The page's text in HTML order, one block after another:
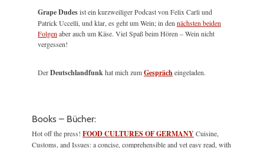
Grape Dudesist ein kurzweiliger Podcast von Felix Carli und
Patrick Uccelli, und klar, es geht um Wein; in den nächsten beiden
Folgen aber auch um Käse. Viel Spaß beim Hören – Wein nicht
vergessen!
DerDeutschlandfunkhat mich zumGesprächeingeladen.
Books – Bücher:
Hot off the press! FOOD CULTURES OF GERMANYCuisine,
Customs, and Issues: a concise, comprehensible and yet easy read, with